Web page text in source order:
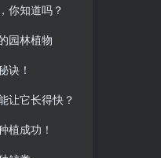
你知道吗？
园林植物
诀！
让它长得快？
植成功！
你知道吗？
园林植物
诀！
让它长得快？
植成功！